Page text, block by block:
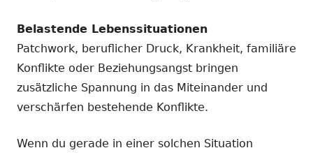
Belastende Lebenssituationen
Patchwork, beruflicher Druck, Krankheit, familiäre
Konflikte oder Beziehungsangst bringen
zusätzliche Spannung in das Miteinander und
verschärfen bestehende Konflikte.
Wenn du gerade in einer solchen Situation